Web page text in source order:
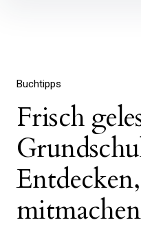
Buchtipps
Frisch
mitmachen